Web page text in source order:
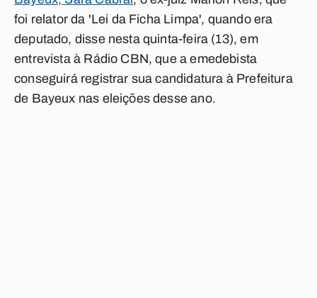
foi relator da 'Lei da Ficha Limpa', quando era
deputado, disse nesta quinta-feira (13), em
entrevista à Rádio CBN, que a emedebista
conseguirá registrar sua candidatura à Prefeitura
de Bayeux nas eleições desse ano.